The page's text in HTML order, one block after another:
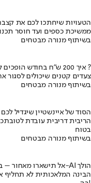
הטעויות שיחתכו לכם את
ממשיכת כספים ועד חוסר
בשיתוף מנורה מבטחים
איך 200 ש"ח בחודש הופכים ל140 אלף ?
צעדים קטנים שיכולים לסגור
בשיתוף מנורה מבטחים
הסוד של איינשטיין שיגדיל
הריבית דריבית עובדת
בטוח
בשיתוף מנורה מבטחים
אל תישארו מאחור – בואו לגלות לאן ה-AI הולך
הבינה המלאכותית לא